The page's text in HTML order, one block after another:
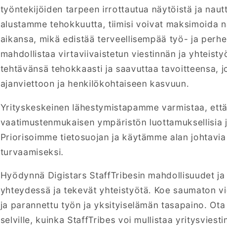
työntekijöiden tarpeen irrottautua näytöistä ja
alustamme tehokkuutta, tiimisi voivat maksimoida
aikansa, mikä edistää terveellisempää työ- ja
mahdollistaa virtaviivaistetun viestinnän ja
tehtävänsä tehokkaasti ja saavuttaatavoitteensa,
ajanviettoon ja henkilökohtaiseen kasvuun.
Yrityskeskeinen lähestymistapamme varmistaa,
vaatimustenmukaisen ympäristön
Priorisoimme tietosuojan ja käytämme alan
turvaamiseksi.
Hyödynnä Digistars StaffTribesin mahdollisuudet
yhteydessä ja tekevät yhteistyötä. Koe saumaton
ja parannettu työn ja yksityiselämän tasapaino.
selville, kuinka StaffTribes voi mullistaa